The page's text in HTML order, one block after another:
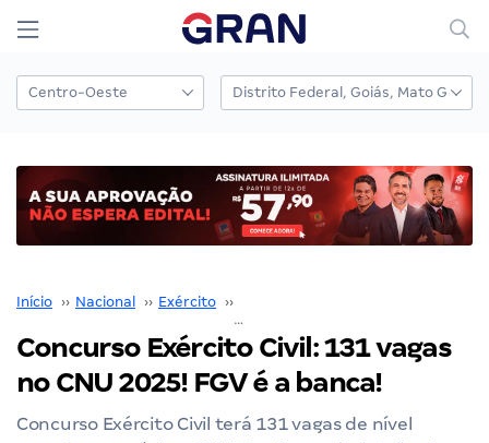
Início ›› Nacional ›› Exército ››
Concurso Exército Civil: 131 vagas
no CNU 2025! FGV é a banca!
Concurso Exército Civil terá 131 vagas de nível